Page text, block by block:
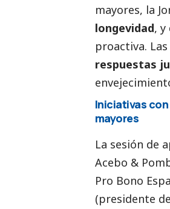
mayores, la
longevidad, y
proactiva.
respuestas
Iniciativas
mayores
La sesión de
Acebo &
Pro Bono
(presidente